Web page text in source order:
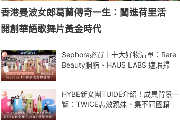
香港曼波女郎葛蘭傳奇一生：闖進荷里活
開創華語歌舞片黃金時代
Sephora必買｜十大好物清單：Rare
Beauty胭脂、HAUS LABS 遮瑕掃
HYBE新女團TUIDE介紹！成員背景一
覽：TWICE志效親妹、集不同國籍